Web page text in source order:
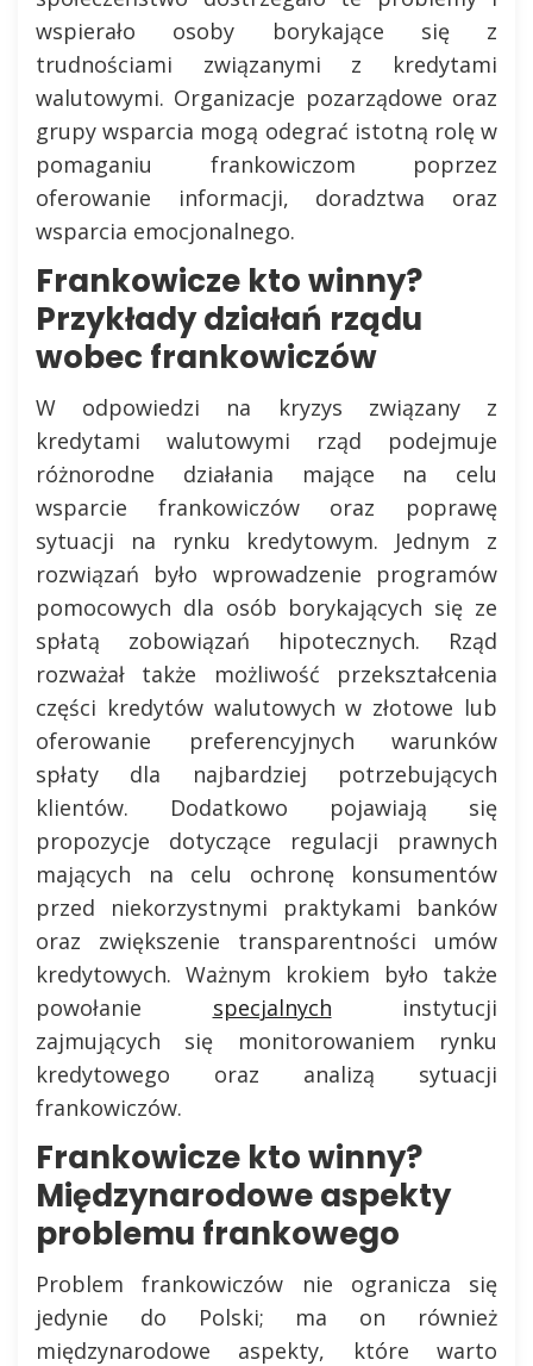
wspierało osoby borykające się z
trudnościami związanymi z kredytami
walutowymi. Organizacje pozarządowe oraz
grupy wsparcia mogą odegrać istotną rolę w
pomaganiu frankowiczom poprzez
oferowanie informacji, doradztwa oraz
wsparcia emocjonalnego.
Frankowicze kto winny?
Przykłady działań rządu
wobec frankowiczów
W odpowiedzi na kryzys związany z
kredytami walutowymi rząd podejmuje
różnorodne działania mające na celu
wsparcie frankowiczów oraz poprawę
sytuacji na rynku kredytowym. Jednym z
rozwiązań było wprowadzenie programów
pomocowych dla osób borykających się ze
spłatą zobowiązań hipotecznych. Rząd
rozważał także możliwość przekształcenia
części kredytów walutowych w złotowe lub
oferowanie preferencyjnych warunków
spłaty dla najbardziej potrzebujących
klientów. Dodatkowo pojawiają się
propozycje dotyczące regulacji prawnych
mających na celu ochronę konsumentów
przed niekorzystnymi praktykami banków
oraz zwiększenie transparentności umów
kredytowych. Ważnym krokiem było także
powołanie specjalnych instytucji
zajmujących się monitorowaniem rynku
kredytowego oraz analizą sytuacji
frankowiczów.
Frankowicze kto winny?
Międzynarodowe aspekty
problemu frankowego
Problem frankowiczów nie ogranicza się
jedynie do Polski; ma on również
międzynarodowe aspekty, które warto